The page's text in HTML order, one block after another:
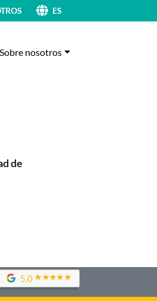
ES
Sobre nosotros
de
5,0